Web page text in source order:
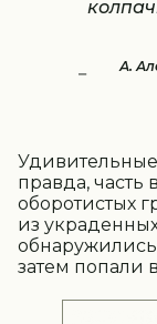
А.
правда, часть
оборотистых
из
затем попали